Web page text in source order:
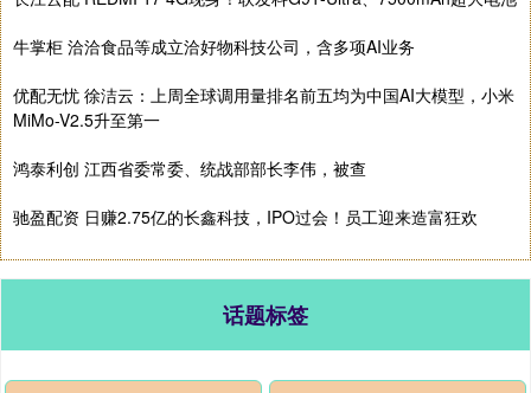
牛掌柜 洽洽食品等成立洽好物科技公司，含多项AI业务
优配无忧 徐洁云：上周全球调用量排名前五均为中国AI大模型，小米
MiMo-V2.5升至第一
鸿泰利创 江西省委常委、统战部部长李伟，被查
驰盈配资 日赚2.75亿的长鑫科技，IPO过会！员工迎来造富狂欢
话题标签